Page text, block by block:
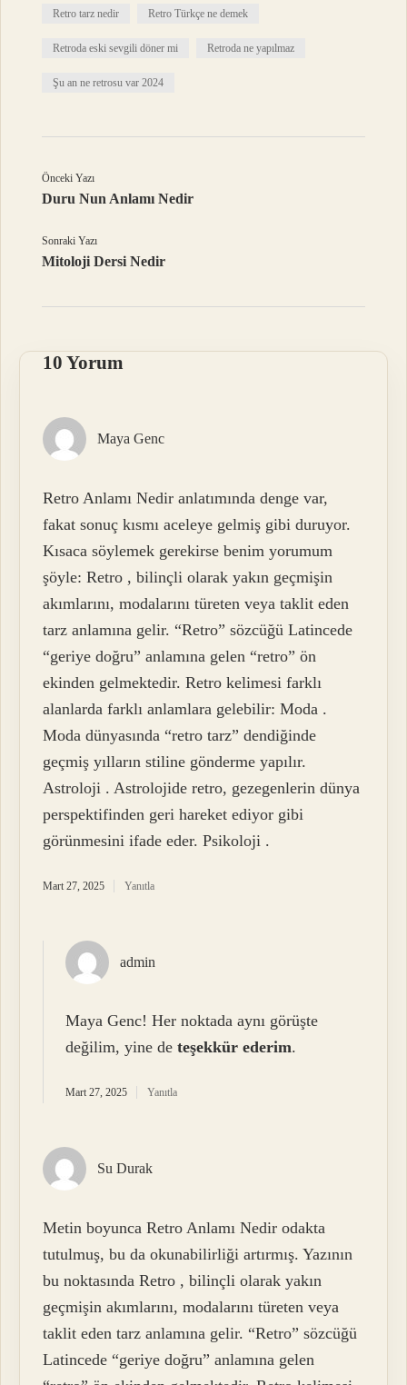
Retro tarz nedir Retro Türkçe ne demek
Retroda eski sevgili döner mi Retroda ne yapılmaz
Şu an ne retrosu var 2024
Önceki Yazı
Duru Nun Anlamı Nedir
Sonraki Yazı
Mitoloji Dersi Nedir
10 Yorum
Maya Genc
Retro Anlamı Nedir anlatımında denge var,
fakat sonuç kısmı aceleye gelmiş gibi duruyor.
Kısaca söylemek gerekirse benim yorumum
şöyle: Retro , bilinçli olarak yakın geçmişin
akımlarını, modalarını türeten veya taklit eden
tarz anlamına gelir. “Retro” sözcüğü Latincede
“geriye doğru” anlamına gelen “retro” ön
ekinden gelmektedir. Retro kelimesi farklı
alanlarda farklı anlamlara gelebilir: Moda .
Moda dünyasında “retro tarz” dendiğinde
geçmiş yılların stiline gönderme yapılır.
Astroloji . Astrolojide retro, gezegenlerin dünya
perspektifinden geri hareket ediyor gibi
görünmesini ifade eder. Psikoloji .
Mart 27, 2025 Yanıtla
admin
Maya Genc! Her noktada aynı görüşte
değilim, yine deteşekkür ederim.
Mart 27, 2025 Yanıtla
Su Durak
Metin boyunca Retro Anlamı Nedir odakta
tutulmuş, bu da okunabilirliği artırmış. Yazının
bu noktasında Retro , bilinçli olarak yakın
geçmişin akımlarını, modalarını türeten veya
taklit eden tarz anlamına gelir. “Retro” sözcüğü
Latincede “geriye doğru” anlamına gelen